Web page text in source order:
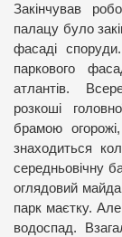
Закінчував
палацу було
фасаді
паркового
атлантів.
розкоші
брамою
знаходиться
середньовічну
оглядовий
парк маєтку.
водоспад.